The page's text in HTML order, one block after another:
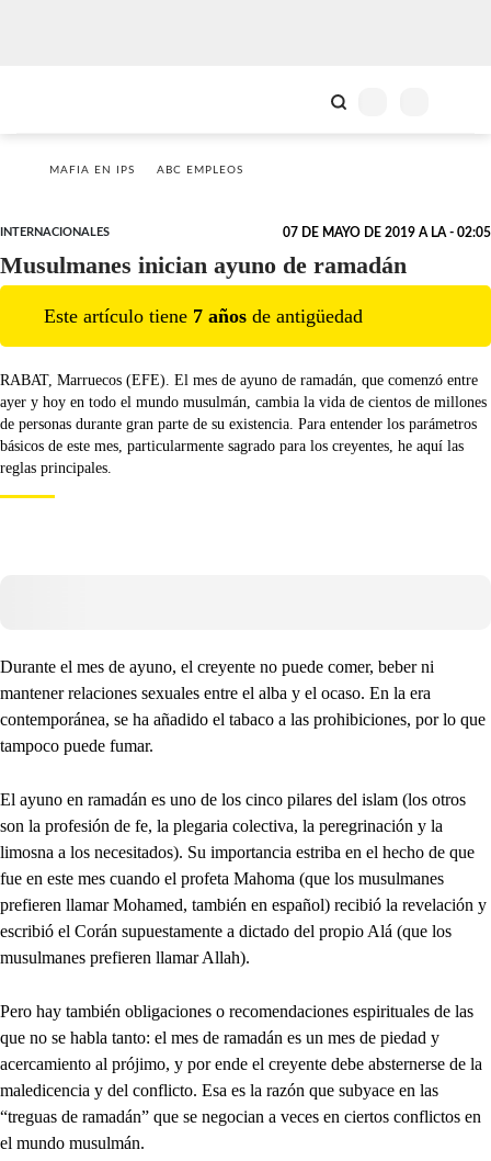
MAFIA EN IPS ABC EMPLEOS
INTERNACIONALES 07 DE MAYO DE 2019 A LA - 02:05
Musulmanes inician ayuno de ramadán
Este artículo tiene 7 años de antigüedad
RABAT, Marruecos (EFE). El mes de ayuno de ramadán, que comenzó entre
ayer y hoy en todo el mundo musulmán, cambia la vida de cientos de millones
de personas durante gran parte de su existencia. Para entender los parámetros
básicos de este mes, particularmente sagrado para los creyentes, he aquí las
reglas principales.
Durante el mes de ayuno, el creyente no puede comer, beber ni
mantener relaciones sexuales entre el alba y el ocaso. En la era
contemporánea, se ha añadido el tabaco a las prohibiciones, por lo que
tampoco puede fumar.
El ayuno en ramadán es uno de los cinco pilares del islam (los otros
son la profesión de fe, la plegaria colectiva, la peregrinación y la
limosna a los necesitados). Su importancia estriba en el hecho de que
fue en este mes cuando el profeta Mahoma (que los musulmanes
prefieren llamar Mohamed, también en español) recibió la revelación y
escribió el Corán supuestamente a dictado del propio Alá (que los
musulmanes prefieren llamar Allah).
Pero hay también obligaciones o recomendaciones espirituales de las
que no se habla tanto: el mes de ramadán es un mes de piedad y
acercamiento al prójimo, y por ende el creyente debe absternerse de la
maledicencia y del conflicto. Esa es la razón que subyace en las
“treguas de ramadán” que se negocian a veces en ciertos conflictos en
el mundo musulmán.